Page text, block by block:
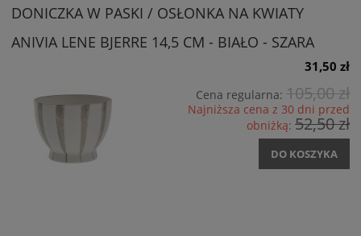
DONICZKA W PASKI / OSŁONKA NA KWIATY
ANIVIA LENE BJERRE 14,5 CM - BIAŁO - SZARA
31,50 zł
Cena regularna: 105,00 zł
Najniższa cena z 30 dni przed
obniżką: 52,50 zł
DO KOSZYKA